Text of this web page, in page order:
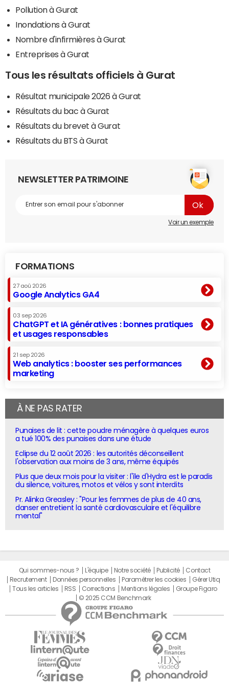
Pollution à Gurat
Inondations à Gurat
Nombre d'infirmières à Gurat
Entreprises à Gurat
Tous les résultats officiels à Gurat
Résultat municipale 2026 à Gurat
Résultats du bac à Gurat
Résultats du brevet à Gurat
Résultats du BTS à Gurat
NEWSLETTER PATRIMOINE
Voir un exemple
FORMATIONS
27 aoû 2026
Google Analytics GA4
03 sep 2026
ChatGPT et IA génératives : bonnes pratiques
et usages responsables
21 sep 2026
Web analytics : booster ses performances
marketing
À NE PAS RATER
Punaises de lit : cette poudre ménagère à quelques euros
a tué 100% des punaises dans une étude
Eclipse du 12 août 2026 : les autorités déconseillent
l'observation aux moins de 3 ans, même équipés
Plus que deux mois pour la visiter : l'île d'Hydra est le paradis
du silence, voitures, motos et vélos y sont interdits
Pr. Alinka Greasley : "Pour les femmes de plus de 40 ans,
danser entretient la santé cardiovasculaire et l'équilibre
mental"
Qui sommes-nous ? L'équipe Notre société Publicité
Contact
Recrutement
Données personnelles Paramétrer les cookies
Gérer Utiq
Tous les articles
RSS Corrections Mentions légales
Groupe Figaro
© 2025 CCM Benchmark